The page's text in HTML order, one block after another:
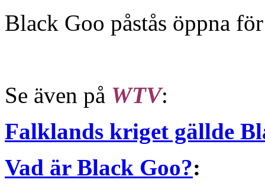
Black Goo påstås öppna
Se även på WTV:
Falklands kriget gällde
Vad är Black Goo?: